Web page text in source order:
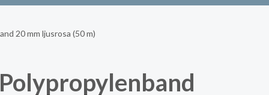
20 mm ljusrosa (50 m)